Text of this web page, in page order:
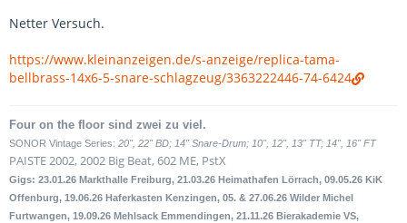
Netter Versuch.
https://www.kleinanzeigen.de/s-anzeige/replica-tama-
bellbrass-14x6-5-snare-schlagzeug/3363222446-74-6424
Four on the floor sind zwei zu viel.
SONOR Vintage Series: 20", 22" BD; 14" Snare-Drum; 10", 12", 13" TT; 14", 16" FT
PAISTE 2002, 2002 Big Beat, 602 ME, PstX
Gigs: 23.01.26 Markthalle Freiburg, 21.03.26 Heimathafen Lörrach, 09.05.26 KiK
Offenburg, 19.06.26 Haferkasten Kenzingen, 05. & 27.06.26 Wilder Michel
Furtwangen, 19.09.26 Mehlsack Emmendingen, 21.11.26 Bierakademie VS,